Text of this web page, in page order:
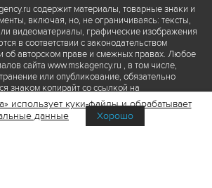
содержит материалы, товарные знаки и
включая, но, не ограничиваясь: тексты,
видеоматериалы, графические изображения
в соответствии с законодательством
об авторском праве и смежных правах. Любое
сайта www.mskagency.ru , в том числе,
или опубликование, обязательно
знаком копирайт со ссылкой на
«Москва Медиа», а также гиперссылкой на сайт
на первоисточник информации. Переработка
не допускается.
использует куки-файлы и обрабатывает
данные
Хорошо